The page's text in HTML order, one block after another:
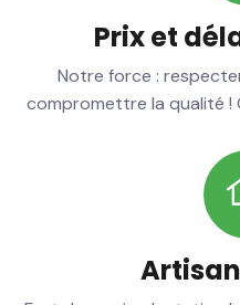
Prix et
Notre force :
compromettre la qualité !